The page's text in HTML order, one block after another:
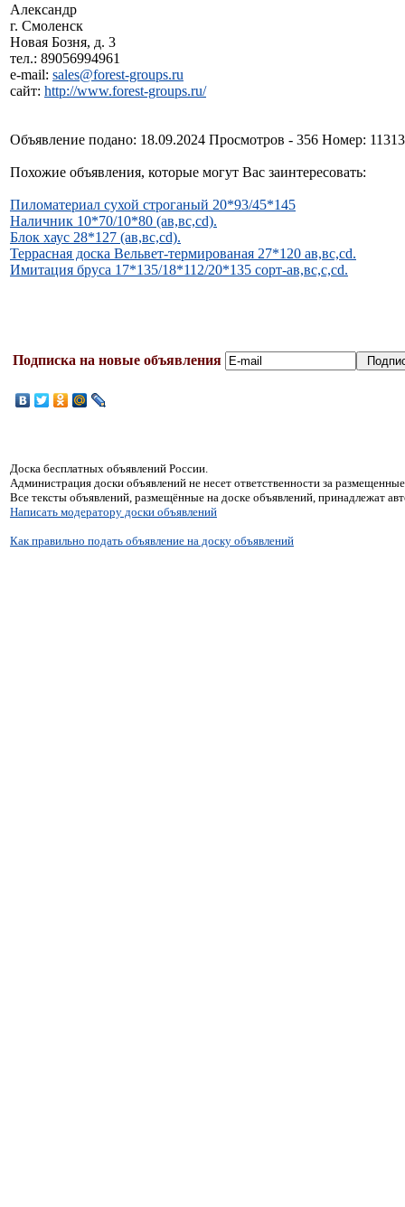
Александр
г. Смоленск
Новая Бозня, д. 3
тел.: 89056994961
e-mail: sales@forest-groups.ru
сайт: http://www.forest-groups.ru/
Объявление подано: 18.09.2024 Просмотров - 356 Номер:
Похожие объявления, которые могут Вас заинтересовать:
Пиломатериал сухой строганый 20*93/45*145
Наличник 10*70/10*80 (ав,вс,cd).
Блок хаус 28*127 (ав,вс,cd).
Террасная доска Вельвет-термированая 27*120 ав,вс,cd.
Имитация бруса 17*135/18*112/20*135 сорт-ав,вс,с,сd.
Подписка на новые объявления
Доска бесплатных объявлений России.
Администрация доски объявлений не несет ответственности за
Все тексты объявлений, размещённые на доске объявлений, принадлежат
Написать модератору доски объявлений
Как правильно подать объявление на доску объявлений